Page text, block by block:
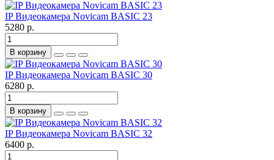
IP Видеокамера Novicam BASIC 23
5280 р.
В корзину
IP Видеокамера Novicam BASIC 30
6280 р.
В корзину
IP Видеокамера Novicam BASIC 32
6400 р.